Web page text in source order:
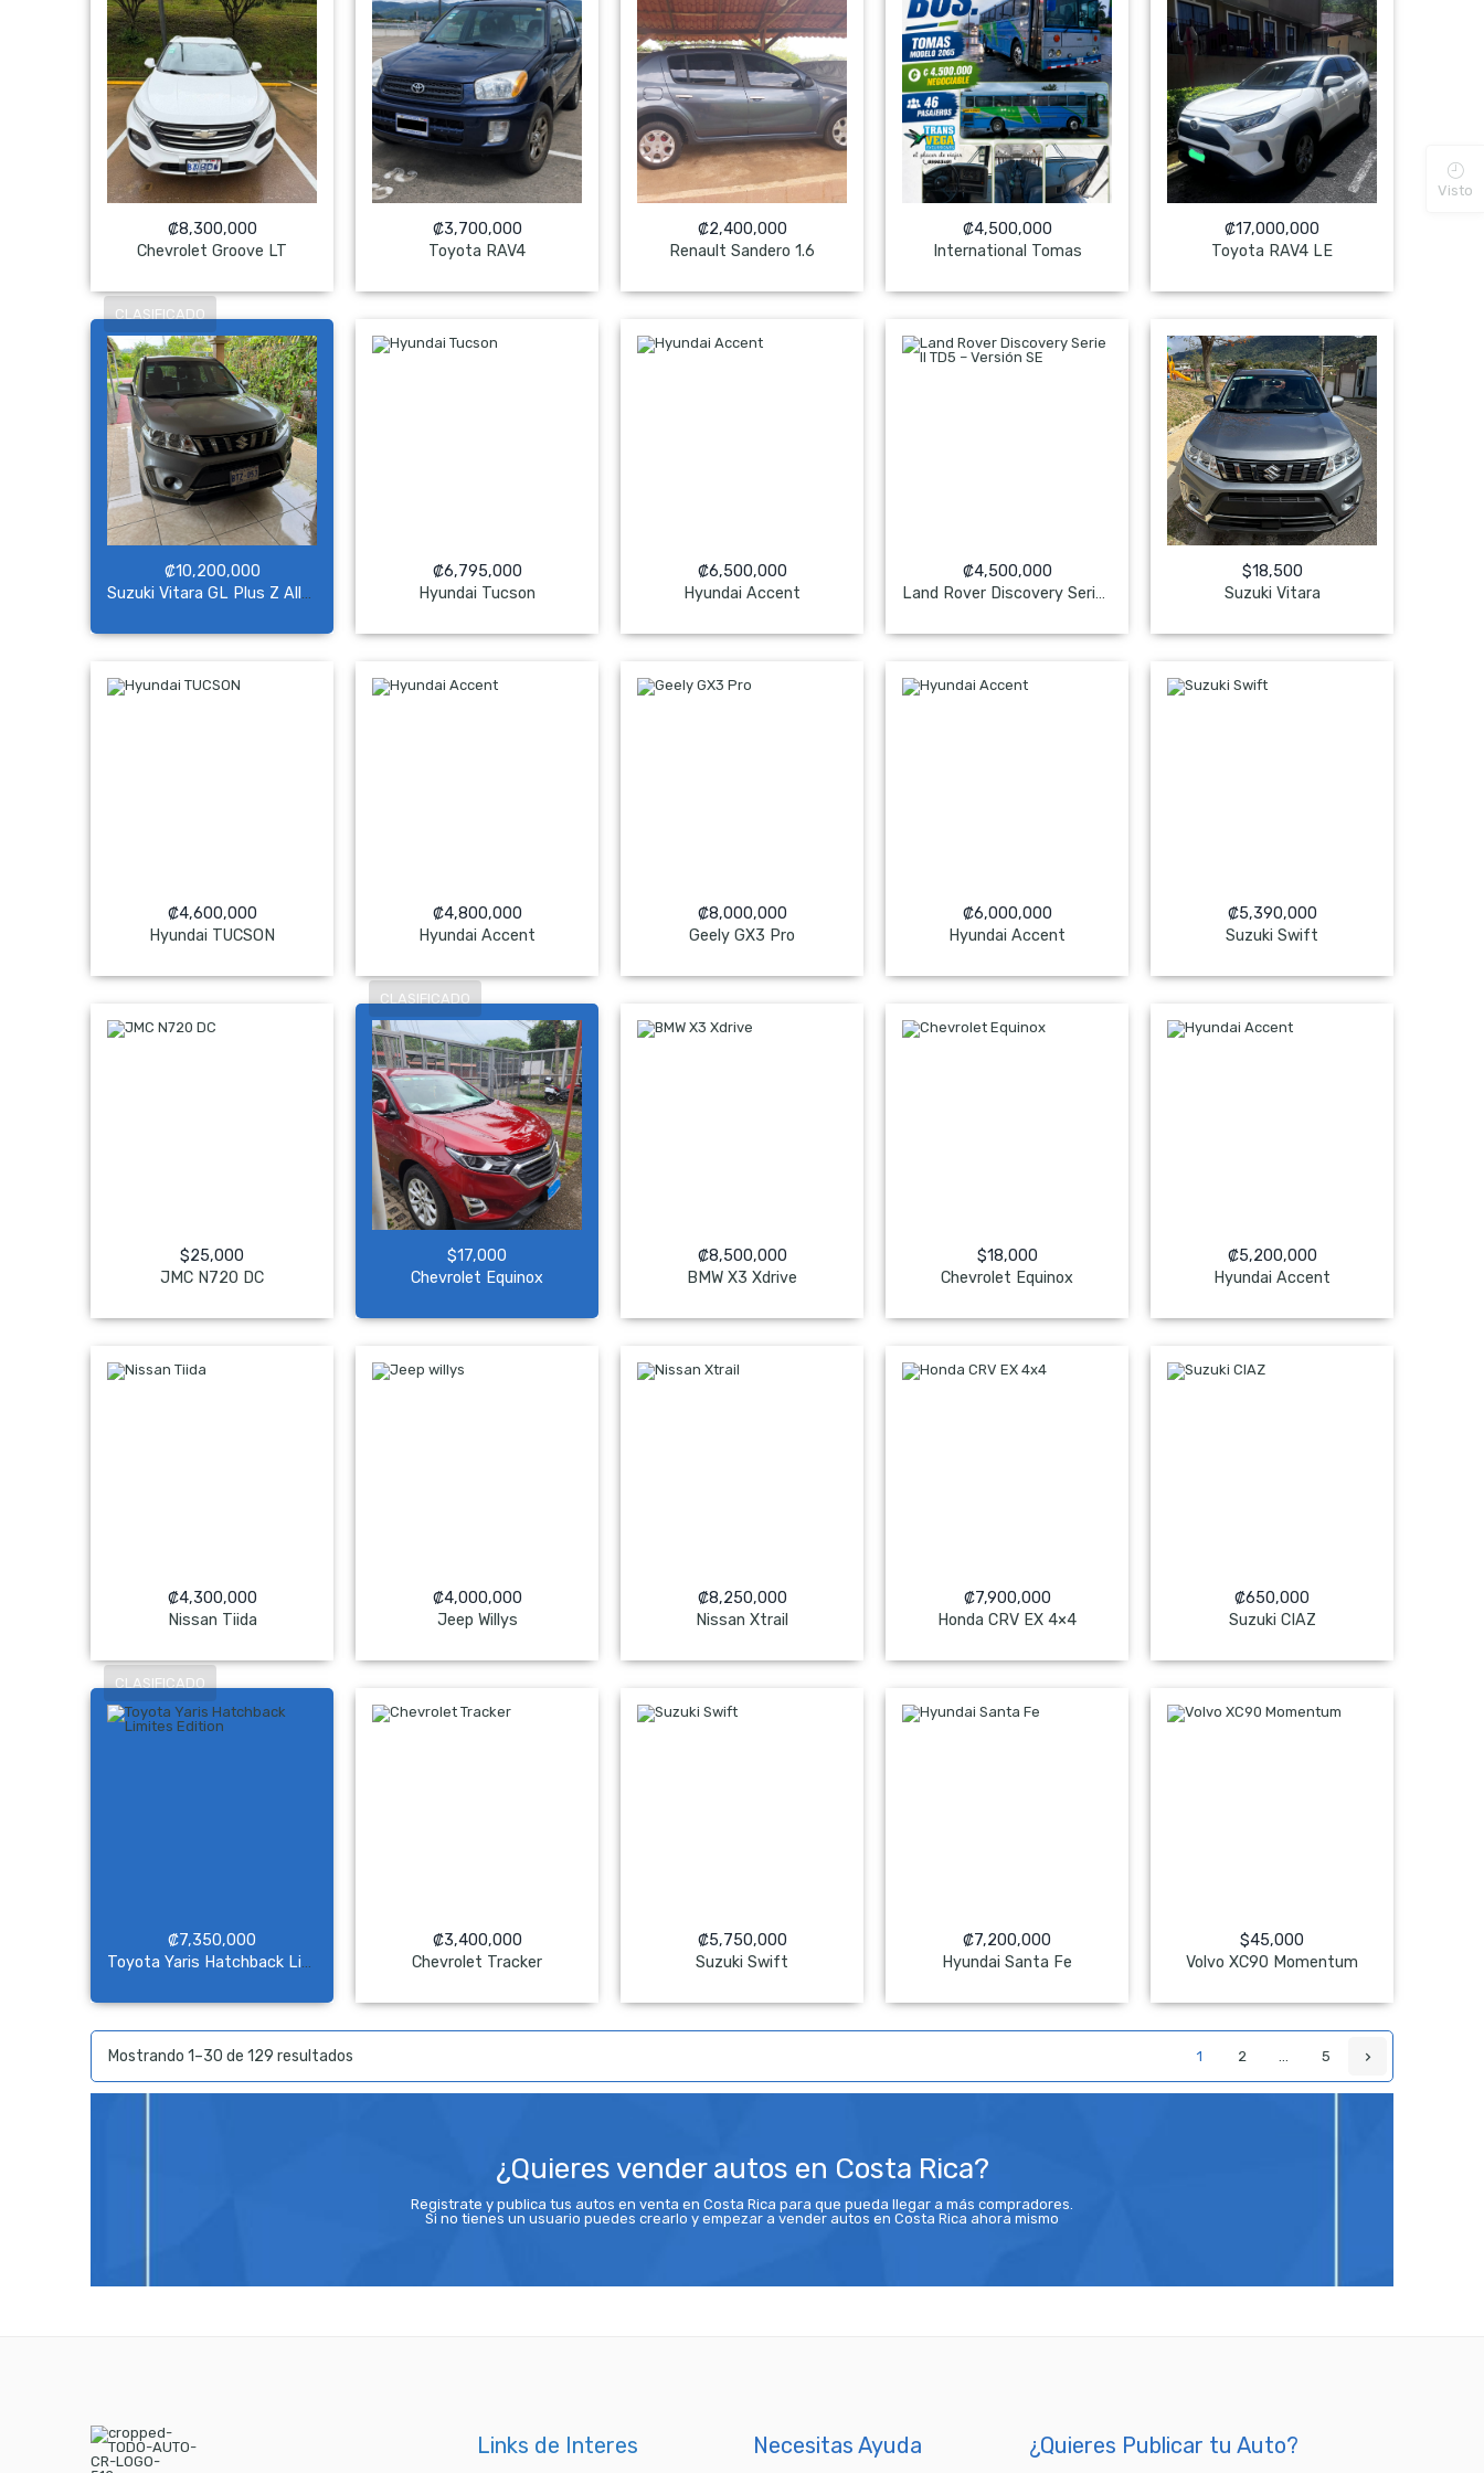
₡8,300,000
Chevrolet Groove LT
₡3,700,000
Toyota RAV4
₡2,400,000
Renault Sandero 1.6
₡4,500,000
International Tomas
₡17,000,000
Toyota RAV4 LE
₡10,200,000
Suzuki Vitara GL Plus Z AllGrip
₡6,795,000
Hyundai Tucson
₡6,500,000
Hyundai Accent
₡4,500,000
Land Rover Discovery Serie II TD5 – Versión SE
$18,500
Suzuki Vitara
₡4,600,000
Hyundai TUCSON
₡4,800,000
Hyundai Accent
₡8,000,000
Geely GX3 Pro
₡6,000,000
Hyundai Accent
₡5,390,000
Suzuki Swift
$25,000
JMC N720 DC
$17,000
Chevrolet Equinox
₡8,500,000
BMW X3 Xdrive
$18,000
Chevrolet Equinox
₡5,200,000
Hyundai Accent
₡4,300,000
Nissan Tiida
₡4,000,000
Jeep Willys
₡8,250,000
Nissan Xtrail
₡7,900,000
Honda CRV EX 4×4
₡650,000
Suzuki CIAZ
₡7,350,000
Toyota Yaris Hatchback Limites Edition
₡3,400,000
Chevrolet Tracker
₡5,750,000
Suzuki Swift
₡7,200,000
Hyundai Santa Fe
$45,000
Volvo XC90 Momentum
Mostrando 1–30 de 129 resultadosOrdenado
por
1 2 … 5
¿Quieres vender autos en Costa Rica?
Registrate y publica tus autos en venta en Costa Rica para que pueda llegar a más compradores.
Si no tienes un usuario puedes crearlo y empezar a vender autos en Costa Rica ahora mismo
Links de Interes Necesitas Ayuda ¿Quieres Publicar tu Auto?
Visto